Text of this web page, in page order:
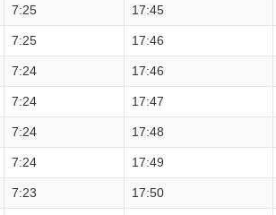
7:25 17:45
7:25 17:46
7:24 17:46
7:24 17:47
7:24 17:48
7:24 17:49
7:23 17:50